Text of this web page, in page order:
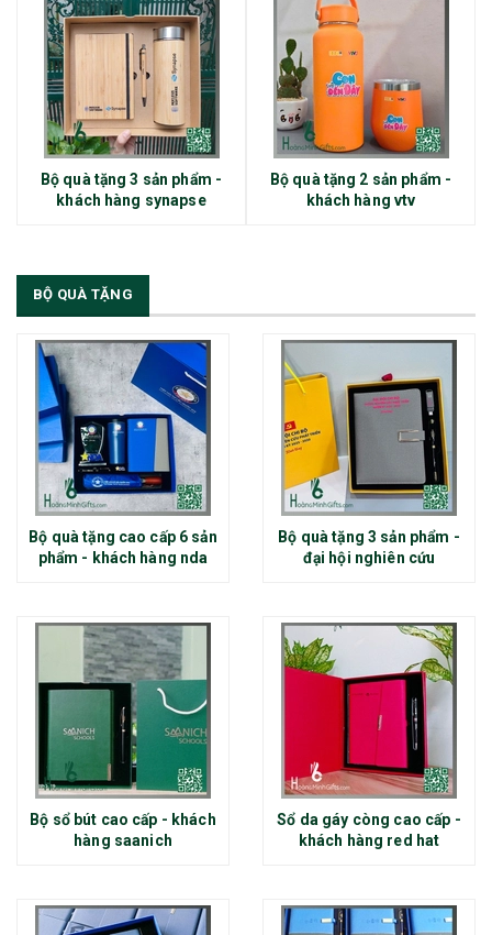
Bộ quà tặng 3 sản phẩm -
khách hàng synapse
Bộ quà tặng 2 sản phẩm -
khách hàng vtv
BỘ QUÀ TẶNG
Bộ quà tặng cao cấp 6 sản
phẩm - khách hàng nda
Bộ quà tặng 3 sản phẩm -
đại hội nghiên cứu
Bộ sổ bút cao cấp - khách
hàng saanich
Sổ da gáy còng cao cấp -
khách hàng red hat